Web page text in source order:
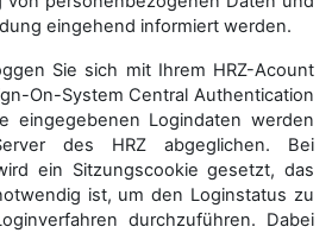
eingehend informiert werden.
Sie sich mit Ihrem HRZ-Acount
On-System Central Authentication
eingegebenen Logindaten werden
des HRZ abgeglichen. Bei
ein Sitzungscookie gesetzt, das
ist, um den Loginstatus zu
durchzuführen. Dabei